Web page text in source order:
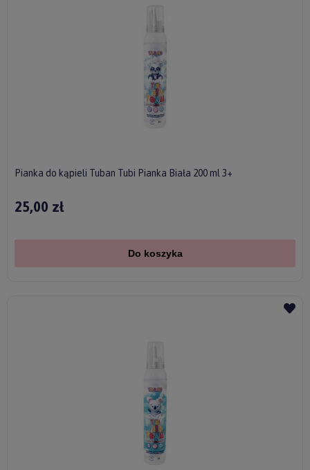
Pianka do kąpieli Tuban Tubi Pianka Biała 200 ml 3+
25,00 zł
Do koszyka